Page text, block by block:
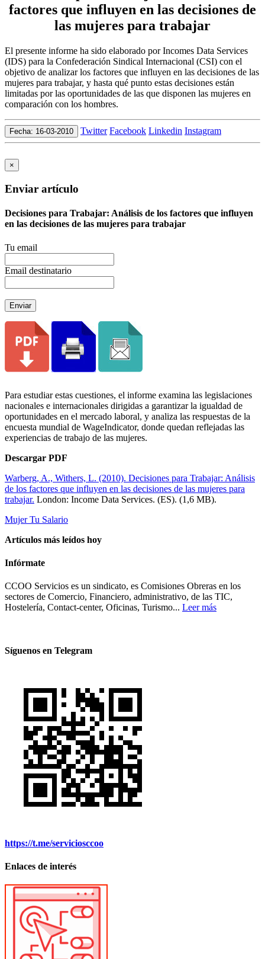
factores que influyen en las decisiones de
las mujeres para trabajar
El presente informe ha sido elaborado por Incomes Data Services
(IDS) para la Confederación Sindical Internacional (CSI) con el
objetivo de analizar los factores que influyen en las decisiones de las
mujeres para trabajar, y hasta qué punto estas decisiones están
limitadas por las oportunidades de las que disponen las mujeres en
comparación con los hombres.
Fecha: 16-03-2010 Twitter Facebook Linkedin Instagram
×
Enviar artículo
Decisiones para Trabajar: Análisis de los factores que influyen
en las decisiones de las mujeres para trabajar
Tu email
Email destinatario
Enviar
Para estudiar estas cuestiones, el informe examina las legislaciones
nacionales e internacionales dirigidas a garantizar la igualdad de
oportunidades en el mercado laboral, y analiza las respuestas de la
encuesta mundial de WageIndicator, donde quedan reflejadas las
experiencias de trabajo de las mujeres.
Descargar PDF
Warberg, A., Withers, L. (2010). Decisiones para Trabajar: Análisis
de los factores que influyen en las decisiones de las mujeres para
trabajar. London: Income Data Services. (ES). (1,6 MB).
Mujer Tu Salario
Artículos más leídos hoy
Infórmate
CCOO Servicios es un sindicato, es Comisiones Obreras en los
sectores de Comercio, Financiero, administrativo, de las TIC,
Hostelería, Contact-center, Oficinas, Turismo... Leer más
Síguenos en Telegram
https://t.me/serviciosccoo
Enlaces de interés